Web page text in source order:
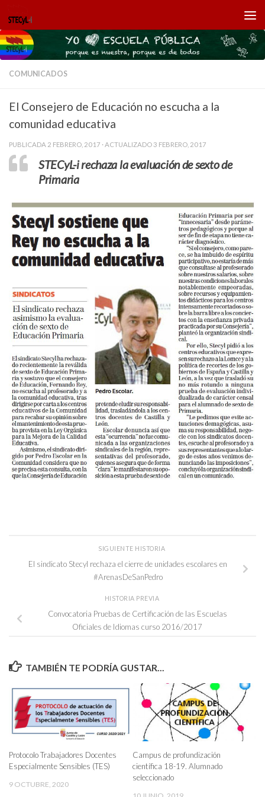
Saltar al contenido
COMUNICADOS
El Consejero de Educación no escucha a la
comunidad educativa
PUBLICADA 2 FEBRERO, 2017 · ACTUALIZADO3 FEBRERO, 2017
STECyL-i rechaza la evaluación de sexto de
Primaria
SIGUIENTE HISTORIA
El sindicato Stecyl rechaza el cierre de unidades escolares en
#ArenasDeSanPedro
HISTORIA PREVIA
Convocatoria Pruebas de Certificación de las Escuelas
Oficiales de Idiomas curso 2016/2017
TAMBIÉN TE PODRÍA GUSTAR...
Protocolo Trabajadores Docentes
Especialmente Sensibles (TES)
9 OCTUBRE, 2020
Campus de profundización
científica 18-19. Alumnado
seleccionado